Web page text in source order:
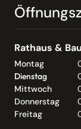
Rathaus &
Montag
Dienstag
Mittwoch
Donnerstag
Freitag